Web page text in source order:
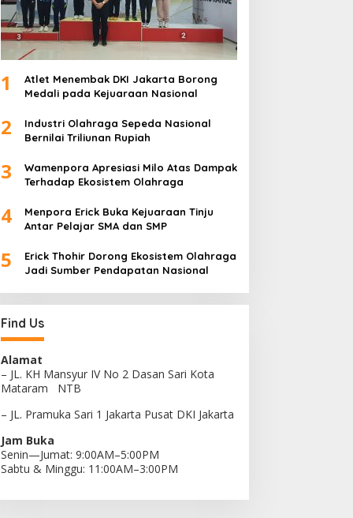
1
Atlet Menembak DKI Jakarta Borong
Medali pada Kejuaraan Nasional
2
Industri Olahraga Sepeda Nasional
Bernilai Triliunan Rupiah
3
Wamenpora Apresiasi Milo Atas Dampak
Terhadap Ekosistem Olahraga
4
Menpora Erick Buka Kejuaraan Tinju
Antar Pelajar SMA dan SMP
5
Erick Thohir Dorong Ekosistem Olahraga
Jadi Sumber Pendapatan Nasional
Find Us
Alamat
– JL. KH Mansyur IV No 2 Dasan Sari Kota
Mataram NTB
– JL. Pramuka Sari 1 Jakarta Pusat DKI Jakarta
Jam Buka
Senin—Jumat: 9:00AM–5:00PM
Sabtu & Minggu: 11:00AM–3:00PM